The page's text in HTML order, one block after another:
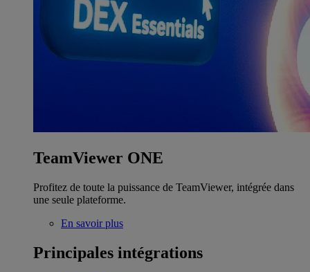
TeamViewer ONE
Profitez de toute la puissance de TeamViewer, intégrée dans
une seule plateforme.
En savoir plus
Principales intégrations